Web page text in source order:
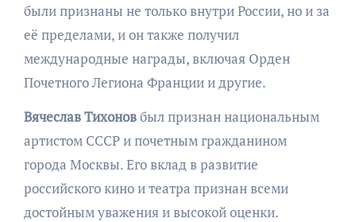
были признаны не только внутри России, но и за
её пределами, и он также получил
международные награды, включая Орден
Почетного Легиона Франции и другие.
Вячеслав Тихоновбыл признан национальным
артистом СССР и почетным гражданином
города Москвы. Его вклад в развитие
российского кино и театра признан всеми
достойным уважения и высокой оценки.